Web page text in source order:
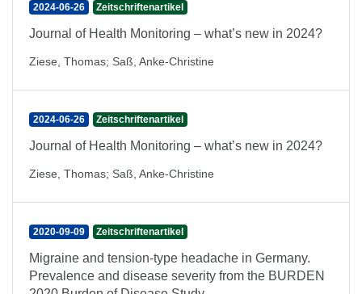
2024-06-26 Zeitschriftenartikel
Journal of Health Monitoring – what’s new in 2024?
Ziese, Thomas; Saß, Anke-Christine
2024-06-26 Zeitschriftenartikel
Journal of Health Monitoring – what’s new in 2024?
Ziese, Thomas; Saß, Anke-Christine
2020-09-09 Zeitschriftenartikel
Migraine and tension-type headache in Germany.
Prevalence and disease severity from the BURDEN